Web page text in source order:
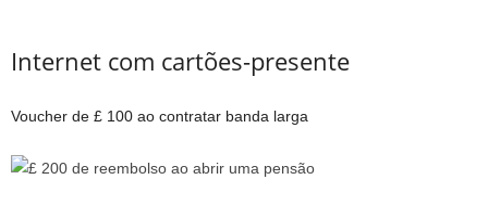
Internet com cartões-presente
Voucher de £ 100 ao contratar banda larga